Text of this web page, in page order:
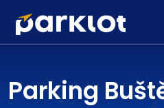
Parking